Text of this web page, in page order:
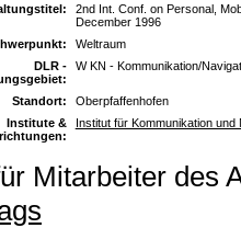
2nd Int. Conf. on Personal,
December 1996
Weltraum
DLR -
W KN - Kommunikation/
Standort:
Oberpfaffenhofen
Institute &
Institut für Kommunikation
Mitarbeiter des